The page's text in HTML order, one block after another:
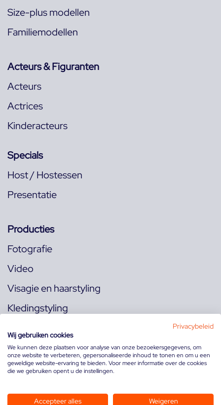
Size-plus modellen
Familiemodellen
Acteurs & Figuranten
Acteurs
Actrices
Kinderacteurs
Specials
Host / Hostessen
Presentatie
Producties
Fotografie
Video
Visagie en haarstyling
Kledingstyling
Volg ons op:
Privacybeleid
Wij gebruiken cookies
We kunnen deze plaatsen voor analyse van onze bezoekersgegevens, om
onze website te verbeteren, gepersonaliseerde inhoud te tonen en om u een
geweldige website-ervaring te bieden. Voor meer informatie over de cookies
die we gebruiken opent u de instellingen.
Accepteer alles Weigeren